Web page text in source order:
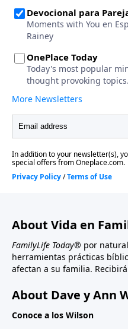
About Vida en
FamilyLife Today® por
herramientas prácticas
afectan a su familia.
About Dave y Ann
Conoce a los Wilson